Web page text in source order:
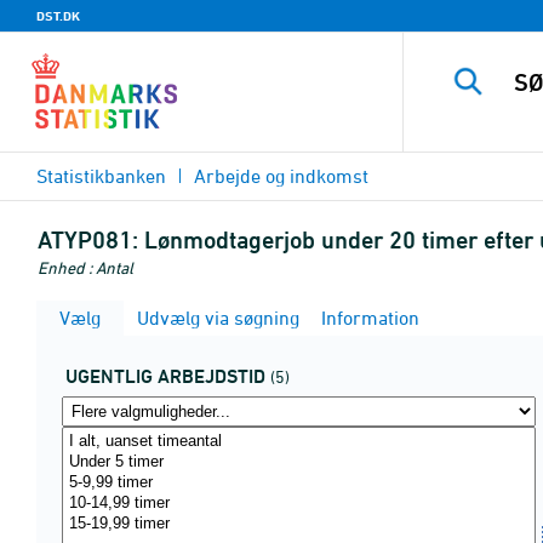
DST.DK
Statistikbanken Arbejde og indkomst
ATYP081: Lønmodtagerjob under 20 timer
Enhed : Antal
Vælg Udvælg via søgning Information
UGENTLIG ARBEJDSTID (5)